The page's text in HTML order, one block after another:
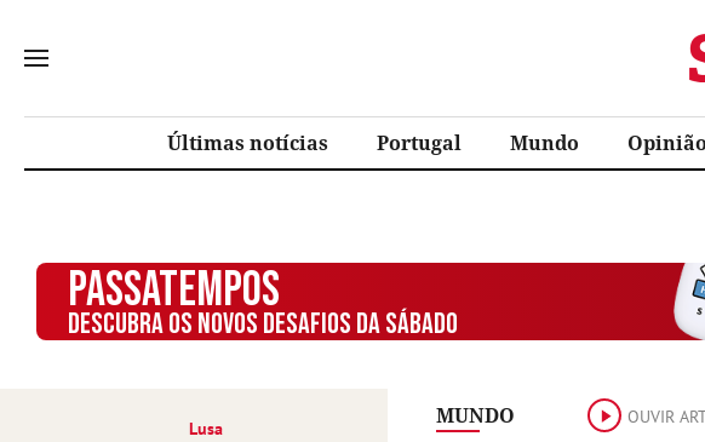
Últimas notícias Portugal Mundo Opinião
PASSATEMPOS
DESCUBRA OS NOVOS DESAFIOS DA SÁBADO
MUNDO OUVIR
Lusa